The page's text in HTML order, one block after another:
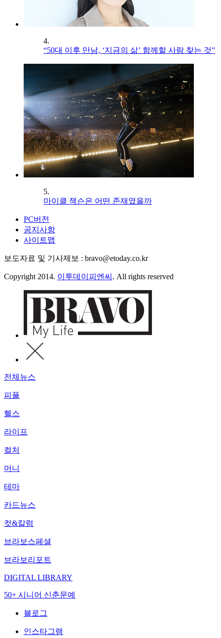
4.
“50대 이후 만남, ‘지금의 삶’ 함께할 사람 찾는 것”
5.
마이클 잭슨은 어떤 존재였을까
PC버전
공지사항
사이트맵
보도자료 및 기사제보 : bravo@etoday.co.kr
Copyright 2014. 이투데이피엔씨 . All rights reserved
전체뉴스
피플
헬스
라이프
컬처
머니
테마
카드뉴스
컷&칼럼
브라보스페셜
브라보리포트
DIGITAL LIBRARY
50+ 시니어 신춘문예
블로그
인스타그램